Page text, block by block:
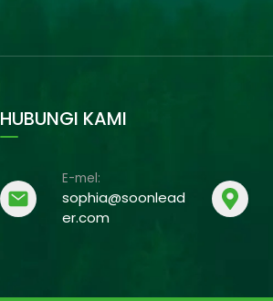
HUBUNGI KAMI
E-mel:
sophia@soonlead
er.com